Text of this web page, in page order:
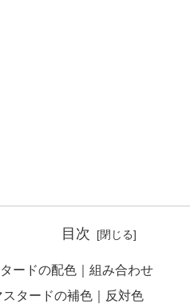
目次
ードの配色｜組み合わせ
スタードの補色｜反対色